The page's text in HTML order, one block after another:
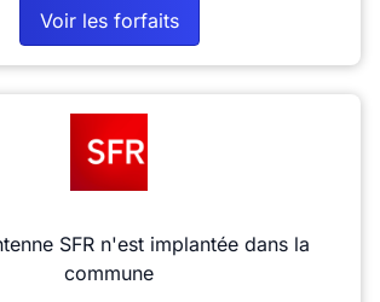
Voir les forfaits
SFR n'est implantée dans la
commune